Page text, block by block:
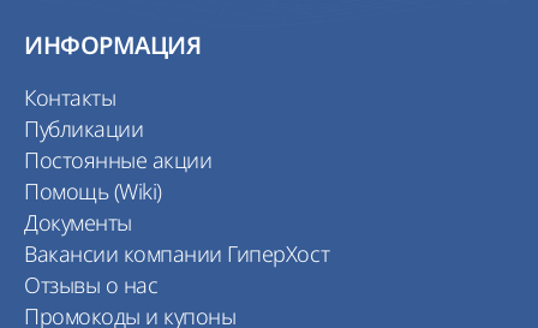
ИНФОРМАЦИЯ
Контакты
Публикации
Постоянные акции
Помощь (Wiki)
Документы
Вакансии компании ГиперХост
Отзывы о нас
Промокоды и купоны